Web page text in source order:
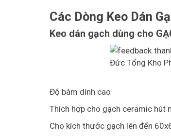
Các Dòng Keo Dán
Keo dán gạch dùng cho
Độ bám dính cao
Thích hợp cho gạch ceramic hút
Cho kích thước gạch lên đến